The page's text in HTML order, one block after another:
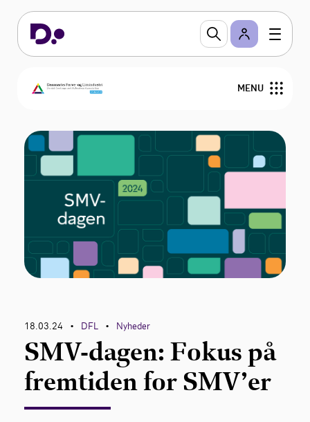
MENU
Om DFL
Arrangementer
Sektioner
Branchevejledninger
18.03.24 • DFL • Nyheder
SMV-dagen: Fokus på
fremtiden for SMV’er